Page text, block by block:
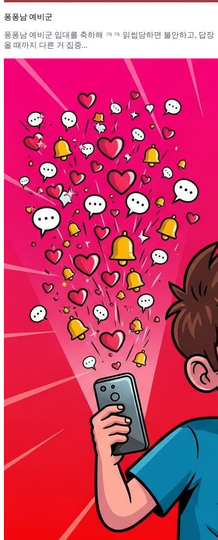
퐁퐁남 예비군
퐁퐁남 예비군 입대를 축하해 ㅋㅋ 읽씹당하면 불안하고, 답장
올 때까지 다른 거 집중...